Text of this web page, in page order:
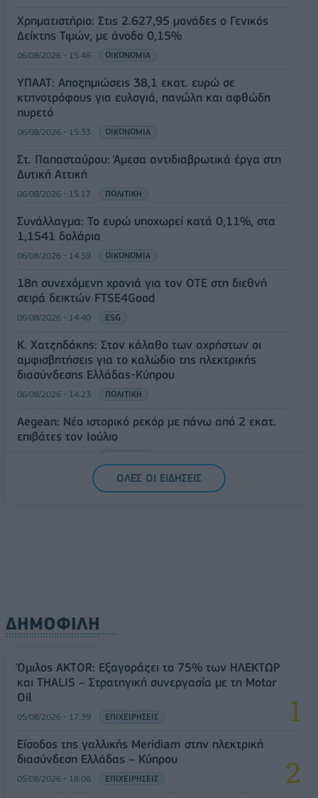
Χρηματιστήριο: Στις 2.627,95 μονάδες ο Γενικός
Δείκτης Τιμών, με άνοδο 0,15%
06/08/2026 - 15:46 ΟΙΚΟΝΟΜΙΑ
ΥΠΑΑΤ: Αποζημιώσεις 38,1 εκατ. ευρώ σε
κτηνοτρόφους για ευλογιά, πανώλη και αφθώδη
πυρετό
06/08/2026 - 15:33 ΟΙΚΟΝΟΜΙΑ
Στ. Παπασταύρου: Άμεσα αντιδιαβρωτικά έργα στη
Δυτική Αττική
06/08/2026 - 15:17 ΠΟΛΙΤΙΚΗ
Συνάλλαγμα: Το ευρώ υποχωρεί κατά 0,11%, στα
1,1541 δολάρια
06/08/2026 - 14:59 ΟΙΚΟΝΟΜΙΑ
18η συνεχόμενη χρονιά για τον ΟΤΕ στη διεθνή
σειρά δεικτών FTSE4Good
06/08/2026 - 14:40 ESG
Κ. Χατζηδάκης: Στον κάλαθο των αχρήστων οι
αμφισβητήσεις για το καλώδιο της ηλεκτρικής
διασύνδεσης Ελλάδας-Κύπρου
06/08/2026 - 14:23 ΠΟΛΙΤΙΚΗ
Aegean: Νέο ιστορικό ρεκόρ με πάνω από 2 εκατ.
επιβάτες τον Ιούλιο
ΟΛΕΣ ΟΙ ΕΙΔΗΣΕΙΣ
ΔΗΜΟΦΙΛΗ
Όμιλος AKTOR: Εξαγοράζει το 75% των ΗΛΕΚΤΩΡ
και THALIS – Στρατηγική συνεργασία με τη Motor
Oil
05/08/2026 - 17:39 ΕΠΙΧΕΙΡΗΣΕΙΣ
Είσοδος της γαλλικής Meridiam στην ηλεκτρική
διασύνδεση Ελλάδας – Κύπρου
05/08/2026 - 18:06 ΕΠΙΧΕΙΡΗΣΕΙΣ